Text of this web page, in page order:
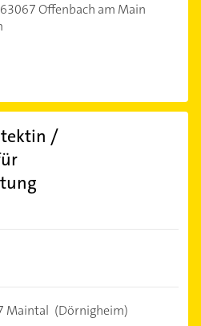
63067 Offenbach am Main
/
Maintal (Dörnigheim)